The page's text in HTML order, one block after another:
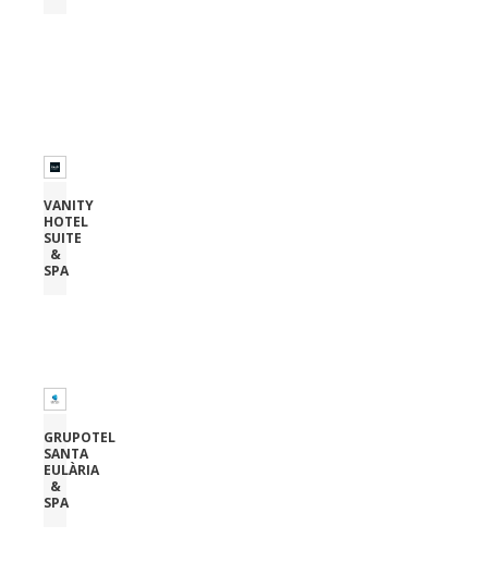
VANITY
HOTEL
SUITE
&
SPA
GRUPOTEL
SANTA
EULÀRIA
&
SPA